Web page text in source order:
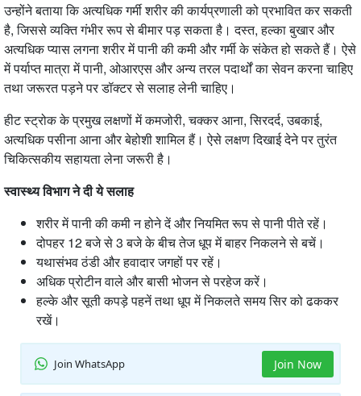
उन्होंने बताया कि अत्यधिक गर्मी शरीर की कार्यप्रणाली को प्रभावित कर सकती
है, जिससे व्यक्ति गंभीर रूप से बीमार पड़ सकता है। दस्त, हल्का बुखार और
अत्यधिक प्यास लगना शरीर में पानी की कमी और गर्मी के संकेत हो सकते हैं। ऐसे
में पर्याप्त मात्रा में पानी, ओआरएस और अन्य तरल पदार्थों का सेवन करना चाहिए
तथा जरूरत पड़ने पर डॉक्टर से सलाह लेनी चाहिए।
हीट स्ट्रोक के प्रमुख लक्षणों में कमजोरी, चक्कर आना, सिरदर्द, उबकाई,
अत्यधिक पसीना आना और बेहोशी शामिल हैं। ऐसे लक्षण दिखाई देने पर तुरंत
चिकित्सकीय सहायता लेना जरूरी है।
स्वास्थ्य विभाग ने दी ये सलाह
शरीर में पानी की कमी न होने दें और नियमित रूप से पानी पीते रहें।
दोपहर 12 बजे से 3 बजे के बीच तेज धूप में बाहर निकलने से बचें।
यथासंभव ठंडी और हवादार जगहों पर रहें।
अधिक प्रोटीन वाले और बासी भोजन से परहेज करें।
हल्के और सूती कपड़े पहनें तथा धूप में निकलते समय सिर को ढककर
रखें।
Join WhatsApp Join Now